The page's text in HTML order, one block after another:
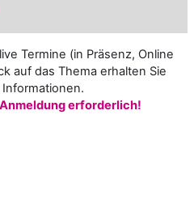
Termine (in Präsenz, Online
auf das Thema erhalten Sie
Anmeldung erforderlich!